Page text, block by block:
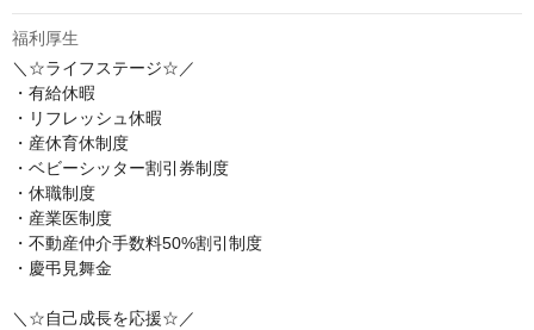
福利厚生
＼☆ライフステージ☆／
・有給休暇
・リフレッシュ休暇
・産休育休制度
・ベビーシッター割引券制度
・休職制度
・産業医制度
・不動産仲介手数料50%割引制度
・慶弔見舞金
＼☆自己成長を応援☆／